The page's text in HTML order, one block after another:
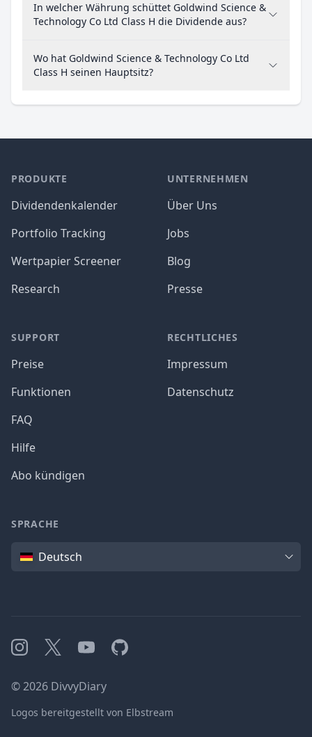
In welcher Währung schüttet Goldwind Science &
Technology Co Ltd Class H die Dividende aus?
Wo hat Goldwind Science & Technology Co Ltd
Class H seinen Hauptsitz?
PRODUKTE
Dividendenkalender
Portfolio Tracking
Wertpapier Screener
Research
SUPPORT
Preise
Funktionen
FAQ
Hilfe
Abo kündigen
UNTERNEHMEN
Über Uns
Jobs
Blog
Presse
RECHTLICHES
Impressum
Datenschutz
SPRACHE
SpracheDeutsch
Instagram
X YouTubeGitHub
©2026 DivvyDiary
Logos bereitgestellt von Elbstream